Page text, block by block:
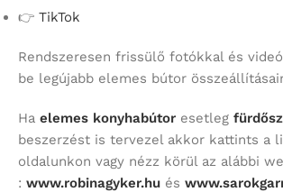
👉 TikTok
Rendszeresen frissülő fotókkal és
be legújabb elemes bútor
Ha elemes konyhabútor esetleg
beszerzést is tervezel akkor kattints a
oldalunkon vagy nézz körül az alábbi
: www.robinagyker.hu és